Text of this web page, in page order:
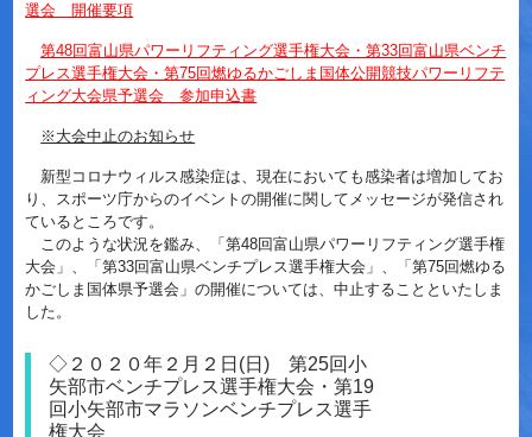
選会 開催要項
第48回富山県パワーリフティング選手権大会・第33回富山県ベンチ
プレス選手権大会・第75回燃ゆるかごしま国体公開競技パワーリフテ
ィング大会県予選会 参加申込書
※大会中止のお知らせ
新型コロナウィルス感染症は、現在においても感染者は増加してお
り、スポーツ庁からのイベントの開催に関してメッセージが発信され
ているところです。
このような状況を鑑み、「第48回富山県パワーリフティング選手権
大会」、「第33回富山県ベンチプレス選手権大会」、「第75回燃ゆる
かごしま国体県予選会」の開催については、中止することといたしま
した。
◇２０２０年２月２日(日) 第25回小
矢部市ベンチプレス選手権大会・第19
回小矢部市マラソンベンチプレス選手
権大会